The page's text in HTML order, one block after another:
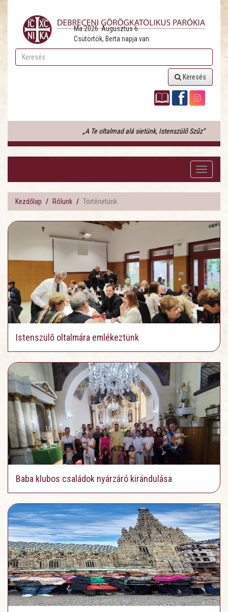
Ma 2026. Augusztus 6.
Csütörtök, Berta napja van.
Keresés
„A Te oltalmad alá sietünk, Istenszülő Szűz”
Toggle
Kezdőlap Rólunk Történetünk
Istenszülő oltalmára emlékeztünk
Baba klubos családok nyárzáró kirándulása